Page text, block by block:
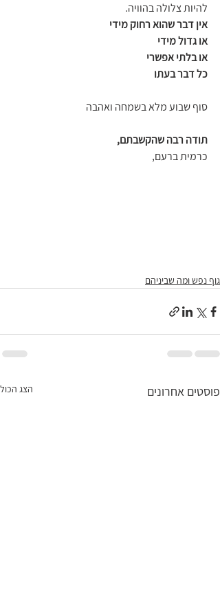
להיות צלולה בהוויה.
אין דבר שהוא רחוק מידי
או גדול מידי
או בלתי אפשרי
כל דבר בעתו
סוף שבוע מלא בשמחה ואהבה
תודה רבה שהקשבתם,
כרמית ברעם,
גוף נפש ומה שביניהם
פוסטים אחרונים הצג הכול